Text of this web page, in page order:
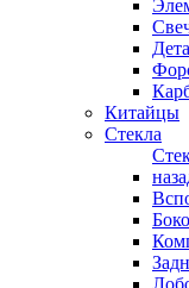
Китайцы
Стекла